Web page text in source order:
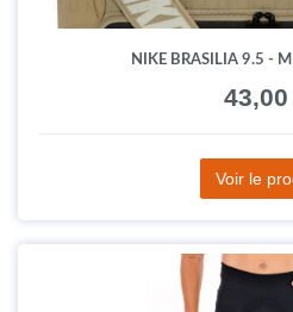
NIKE BRASILIA 9.5 -
Voir le